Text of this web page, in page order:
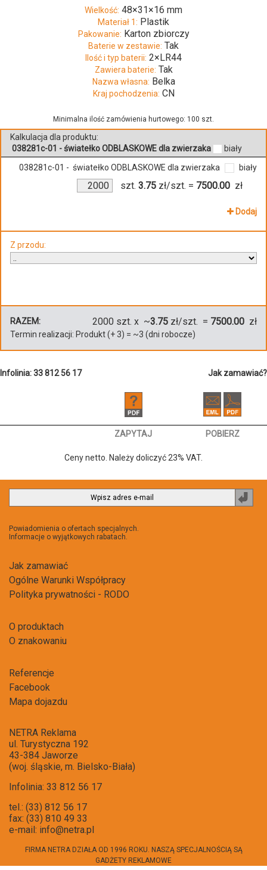
Wielkość: 48×31×16 mm
Materiał 1: Plastik
Pakowanie: Karton zbiorczy
Baterie w zestawie: Tak
Ilość i typ baterii: 2×LR44
Zawiera baterie: Tak
Nazwa własna: Belka
Kraj pochodzenia: CN
Minimalna ilość zamówienia hurtowego: 100 szt.
Kalkulacja dla produktu:
038281c-01 - światełko ODBLASKOWE dla zwierzaka
biały
038281c-01 - światełko ODBLASKOWE dla zwierzaka biały
szt. 3.75 zł/szt. = 7500.00 zł
Dodaj
Z przodu:
RAZEM: 2000 szt. x ~3.75 zł/szt. = 7500.00 zł
Termin realizacji: Produkt(+3) = ~3 (dni robocze)
Infolinia: 33 812 56 17 Jak zamawiać?
ZAPYTAJ POBIERZ
Ceny netto. Należy doliczyć 23% VAT.
Powiadomienia o ofertach specjalnych.
Informacje o wyjątkowych rabatach.
Jak zamawiać
Ogólne Warunki Współpracy
Polityka prywatności - RODO
O produktach
O znakowaniu
Referencje
Facebook
Mapa dojazdu
NETRA Reklama
ul. Turystyczna 192
43-384 Jaworze
(woj. śląskie, m. Bielsko-Biała)
Infolinia: 33 812 56 17
tel.: (33) 812 56 17
fax: (33) 810 49 33
e-mail: info@netra.pl
FIRMA NETRA DZIAŁA OD 1996 ROKU. NASZĄ SPECJALNOŚCIĄ SĄ
GADŻETY REKLAMOWE